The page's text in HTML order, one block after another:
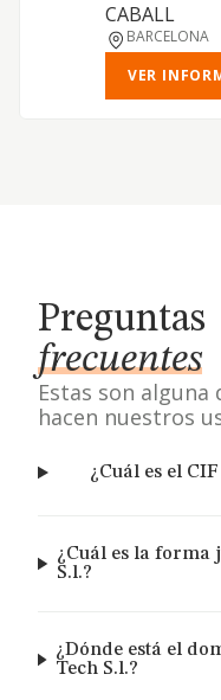
CABALL
BARCELONA
VER
Preguntas
frecuentes
Estas son alguna
hacen nuestros
¿Cuál es el
¿Cuál es la forma
S.l.?
¿Dónde está el
Tech S.l.?